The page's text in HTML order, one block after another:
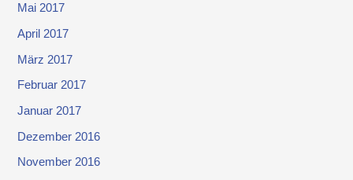
Mai 2017
April 2017
März 2017
Februar 2017
Januar 2017
Dezember 2016
November 2016